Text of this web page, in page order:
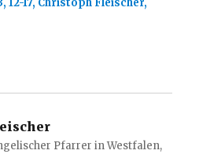
Pfarrer in Westfalen,